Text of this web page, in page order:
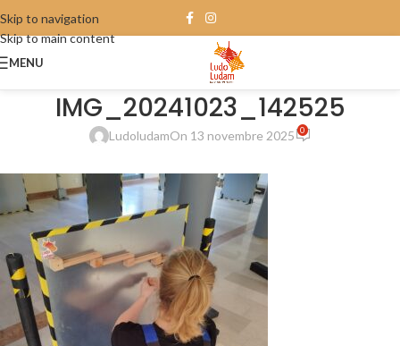
Skip to navigation
Skip to main content
MENU
IMG_20241023_142525
LudoludamOn 13 novembre 2025 0